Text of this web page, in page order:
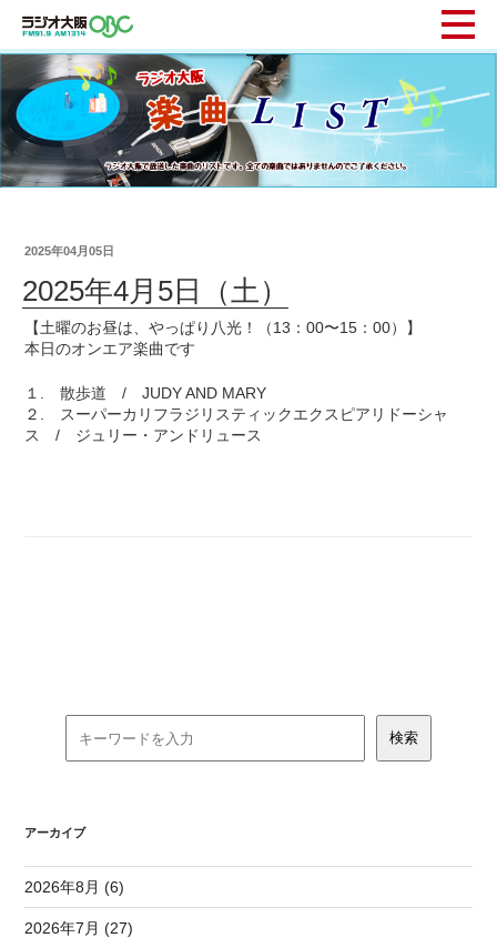
2025年04月05日
2025年4月5日（土）
【土曜のお昼は、やっぱり八光！（13：00〜15：00）】
本日のオンエア楽曲です
１. 散歩道 / JUDY AND MARY
２. スーパーカリフラジリスティックエクスピアリドーシャ
ス / ジュリー・アンドリュース
アーカイブ
2026年8月 (6)
2026年7月 (27)